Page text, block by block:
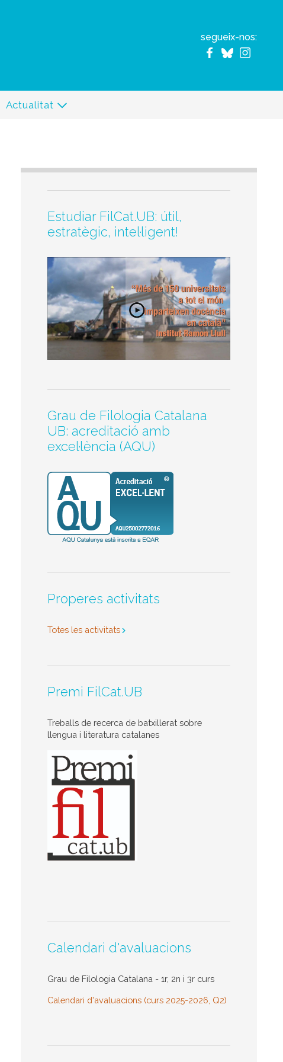
segueix-nos:
Actualitat
Estudiar FilCat.UB: útil,
estratègic, intel·ligent!
Grau de Filologia Catalana
UB: acreditació amb
excel·lència (AQU)
Properes activitats
Totes les activitats
Premi FilCat.UB
Treballs de recerca de batxillerat sobre
llengua i literatura catalanes
Calendari d'avaluacions
Grau de Filologia Catalana - 1r, 2n i 3r curs
Calendari d'avaluacions (curs 2025-2026, Q2)